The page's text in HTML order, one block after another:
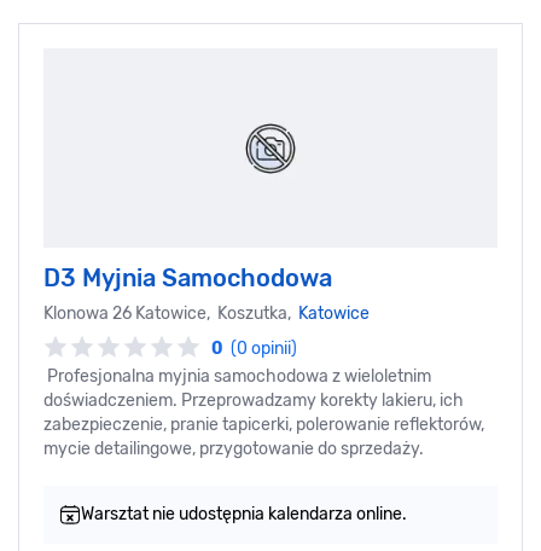
D3 Myjnia Samochodowa
Klonowa 26 Katowice, Koszutka, Katowice
0 (0 opinii)
Profesjonalna myjnia samochodowa z wieloletnim
doświadczeniem. Przeprowadzamy korekty lakieru, ich
zabezpieczenie, pranie tapicerki, polerowanie reflektorów,
mycie detailingowe, przygotowanie do sprzedaży.
Warsztat nie udostępnia kalendarza online.